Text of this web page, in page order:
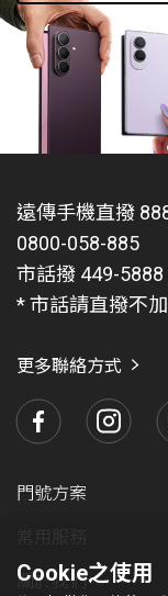
遠傳手機直撥
0800-058-885
市話撥 449-
* 市話請直撥不
更多聯絡方式
門號方案
關於我們
Cookie之使用